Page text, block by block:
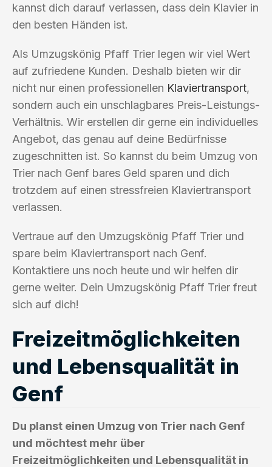
kannst dich darauf verlassen, dass dein Klavier in
den besten Händen ist.
Als Umzugskönig Pfaff Trier legen wir viel Wert
auf zufriedene Kunden. Deshalb bieten wir dir
nicht nur einen professionellen Klaviertransport,
sondern auch ein unschlagbares Preis-Leistungs-
Verhältnis. Wir erstellen dir gerne ein individuelles
Angebot, das genau auf deine Bedürfnisse
zugeschnitten ist. So kannst du beim Umzug von
Trier nach Genf bares Geld sparen und dich
trotzdem auf einen stressfreien Klaviertransport
verlassen.
Vertraue auf den Umzugskönig Pfaff Trier und
spare beim Klaviertransport nach Genf.
Kontaktiere uns noch heute und wir helfen dir
gerne weiter. Dein Umzugskönig Pfaff Trier freut
sich auf dich!
Freizeitmöglichkeiten
und Lebensqualität in
Genf
Du planst einen Umzug von Trier nach Genf
und möchtest mehr über
Freizeitmöglichkeiten und Lebensqualität in